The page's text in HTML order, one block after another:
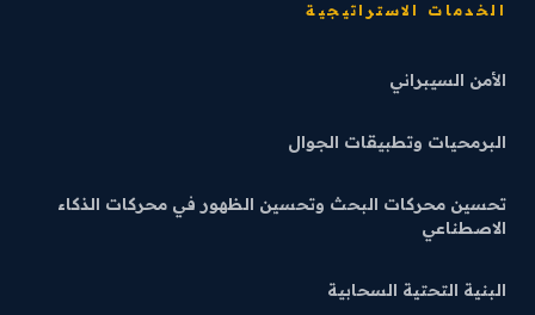
الخدمات الاستراتيجية
الأمن السيبراني
البرمحيات وتطبيقات الجوال
تحسين محركات البحث وتحسين الظهور في محركات الذكاء
الاصطناعي
البنية التحتية السحابية